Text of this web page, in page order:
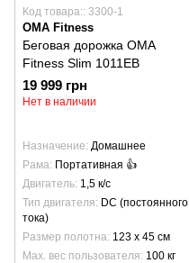
Код товара:: 3300-1
OMA Fitness
Беговая дорожка OMA
Fitness Slim 1011EB
19 999 грн
Нет в наличии
Назначение Домашнее
Рама Портативная 👍
Двигатель 1,5 к/с
Тип двигателя
DC (постоянного
тока)
Размер полотна 123 х 45 см
Max. вес пользователя 100 кг